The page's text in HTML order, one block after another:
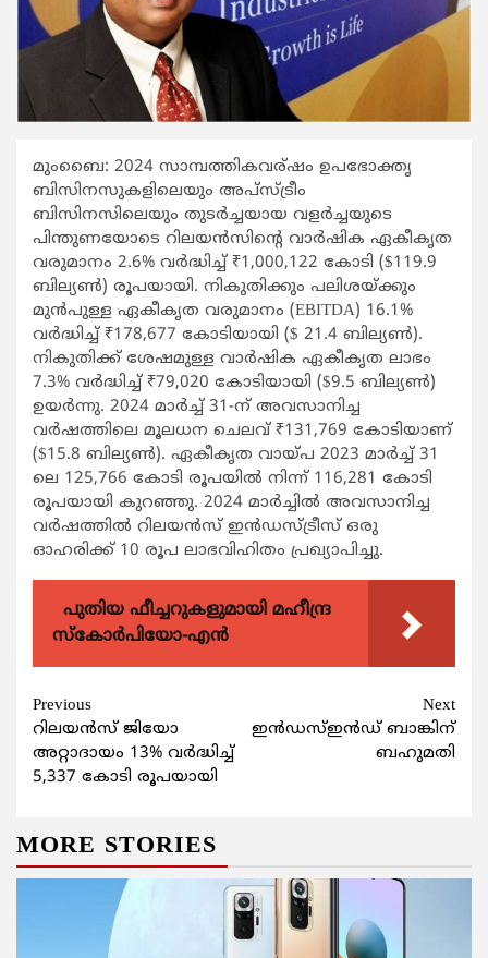
മുംബൈ: 2024 സാമ്പത്തികവര്ഷം ഉപഭോക്തൃ
ബിസിനസുകളിലെയും അപ്‌സ്ട്രീം
ബിസിനസിലെയും തുടർച്ചയായ വളർച്ചയുടെ
പിന്തുണയോടെ റിലയൻസിന്റെ വാർഷിക ഏകീകൃത
വരുമാനം 2.6% വർദ്ധിച്ച് ₹1,000,122 കോടി ($119.9
ബില്യൺ) രൂപയായി. നികുതിക്കും പലിശയ്ക്കും
മുൻപുള്ള ഏകീകൃത വരുമാനം (EBITDA) 16.1%
വർദ്ധിച്ച് ₹178,677 കോടിയായി ($ 21.4 ബില്യൺ).
നികുതിക്ക് ശേഷമുള്ള വാർഷിക ഏകീകൃത ലാഭം
7.3% വർദ്ധിച്ച് ₹79,020 കോടിയായി ($9.5 ബില്യൺ)
ഉയർന്നു. 2024 മാർച്ച് 31-ന് അവസാനിച്ച
വർഷത്തിലെ മൂലധന ചെലവ് ₹131,769 കോടിയാണ്
($15.8 ബില്യൺ). ഏകീകൃത വായ്പ 2023 മാർച്ച് 31
ലെ 125,766 കോടി രൂപയിൽ നിന്ന് 116,281 കോടി
രൂപയായി കുറഞ്ഞു. 2024 മാർച്ചിൽ അവസാനിച്ച
വർഷത്തിൽ റിലയൻസ് ഇൻഡസ്ട്രീസ് ഒരു
ഓഹരിക്ക് 10 രൂപ ലാഭവിഹിതം പ്രഖ്യാപിച്ചു.
പുതിയ ഫീച്ചറുകളുമായി മഹീന്ദ്ര
സ്കോർപിയോ-എൻ
Continue
Reading
Previous
റിലയൻസ് ജിയോ
അറ്റാദായം 13% വർദ്ധിച്ച്
5,337 കോടി രൂപയായി
Next
ഇന്‍ഡസ്ഇന്‍ഡ് ബാങ്കിന്
ബഹുമതി
MORE STORIES